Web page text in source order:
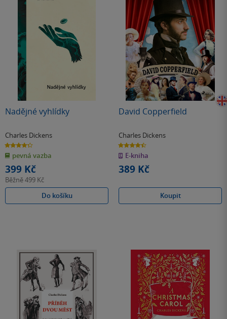
Nadějné vyhlídky
Charles Dickens
4.3
z
5
hvězdiček
pevná vazba
399 Kč
Běžně499 Kč
Do košíku
David Copperfield
Charles Dickens
4.5
z
5
hvězdiček
E-kniha
389 Kč
Koupit